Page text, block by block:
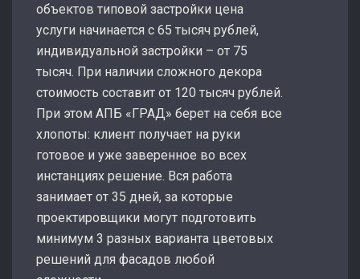
объектов типовой застройки цена
услуги начинается с 65 тысяч рублей,
индивидуальной застройки – от 75
тысяч. При наличии сложного декора
стоимость составит от 120 тысяч рублей.
При этом АПБ «ГРАД» берет на себя все
хлопоты: клиент получает на руки
готовое и уже заверенное во всех
инстанциях решение. Вся работа
занимает от 35 дней, за которые
проектировщики могут подготовить
минимум 3 разных варианта цветовых
решений для фасадов любой